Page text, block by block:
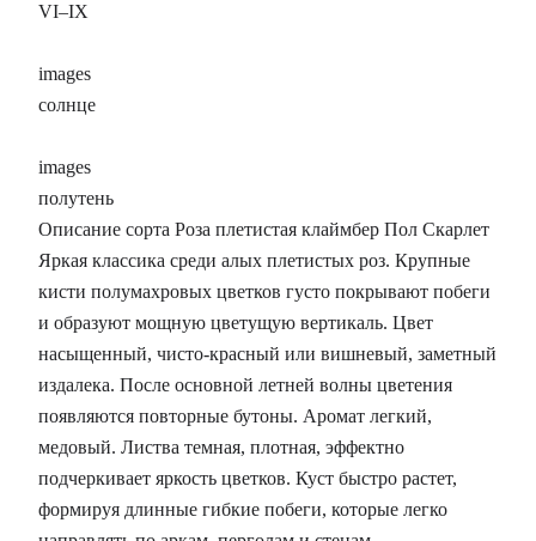
VI–IX
images
солнце
images
полутень
Описание сорта Роза плетистая клаймбер Пол Скарлет
Яркая классика среди алых плетистых роз. Крупные
кисти полумахровых цветков густо покрывают побеги
и образуют мощную цветущую вертикаль. Цвет
насыщенный, чисто-красный или вишневый, заметный
издалека. После основной летней волны цветения
появляются повторные бутоны. Аромат легкий,
медовый. Листва темная, плотная, эффектно
подчеркивает яркость цветков. Куст быстро растет,
формируя длинные гибкие побеги, которые легко